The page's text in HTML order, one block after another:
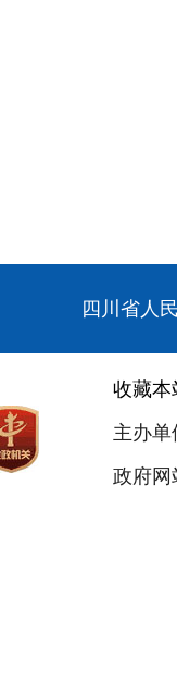
四川省人
收藏本
主办
政府网